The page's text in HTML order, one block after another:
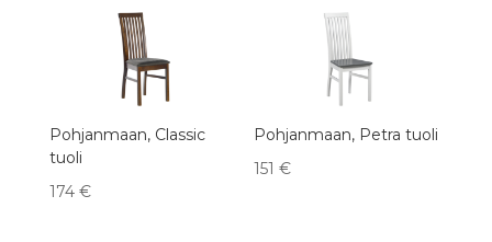
Pohjanmaan, Classic
tuoli
174 €
Pohjanmaan, Petra tuoli
151€